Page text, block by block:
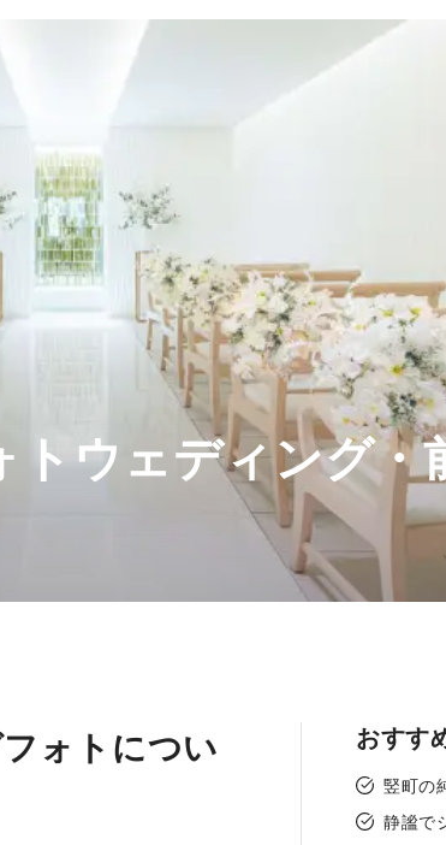
トウェディング・
ォトについ
おすす
竪町の
静謐で